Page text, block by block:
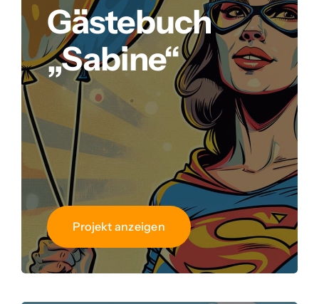
Gästebuch
„Sabine“
Projekt anzeigen